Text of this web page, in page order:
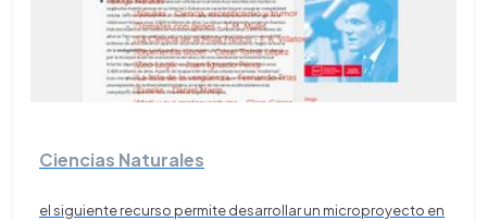
Ciencias Naturales
el siguiente recurso permite desarrollar un microproyecto en